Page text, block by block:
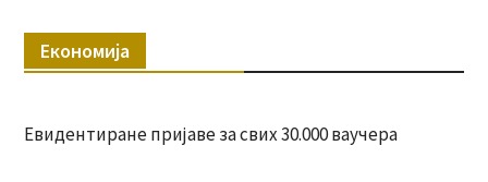
Економија
Евидентиране пријаве за свих 30.000 ваучера